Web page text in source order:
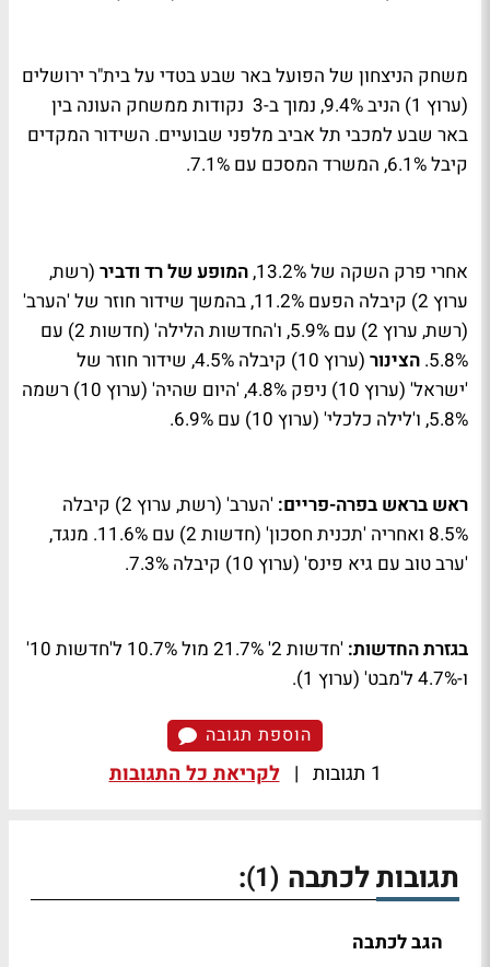
משחק הניצחון של הפועל באר שבע בטדי על בית"ר ירושלים
(ערוץ 1) הניב 9.4%, נמוך ב-3 נקודות ממשחק העונה בין
באר שבע למכבי תל אביב מלפני שבועיים. השידור המקדים
קיבל 6.1%, המשרד המסכם עם 7.1%.
אחרי פרק השקה של 13.2%, המופע של רד ודביר (רשת,
ערוץ 2) קיבלה הפעם 11.2%, בהמשך שידור חוזר של 'הערב'
(רשת, ערוץ 2) עם 5.9%, ו'החדשות הלילה' (חדשות 2) עם
5.8%. הצינור
(ערוץ 10) קיבלה 4.5%, שידור חוזר של
'ישראל' (ערוץ 10) ניפק 4.8%, 'היום שהיה' (ערוץ 10) רשמה
5.8%, ו'לילה כלכלי' (ערוץ 10) עם 6.9%.
ראש בראש בפרה-פריים:
'הערב' (רשת, ערוץ 2) קיבלה
8.5% ואחריה 'תכנית חסכון' (חדשות 2) עם 11.6%. מנגד,
'ערב טוב עם גיא פינס' (ערוץ 10) קיבלה 7.3%.
בגזרת החדשות:
'חדשות 2' 21.7% מול 10.7% ל'חדשות 10'
ו-4.7% ל'מבט' (ערוץ 1).
הוספת תגובה
1 תגובות | לקריאת כל התגובות
תגובות לכתבה (1)
:
הגב לכתבה